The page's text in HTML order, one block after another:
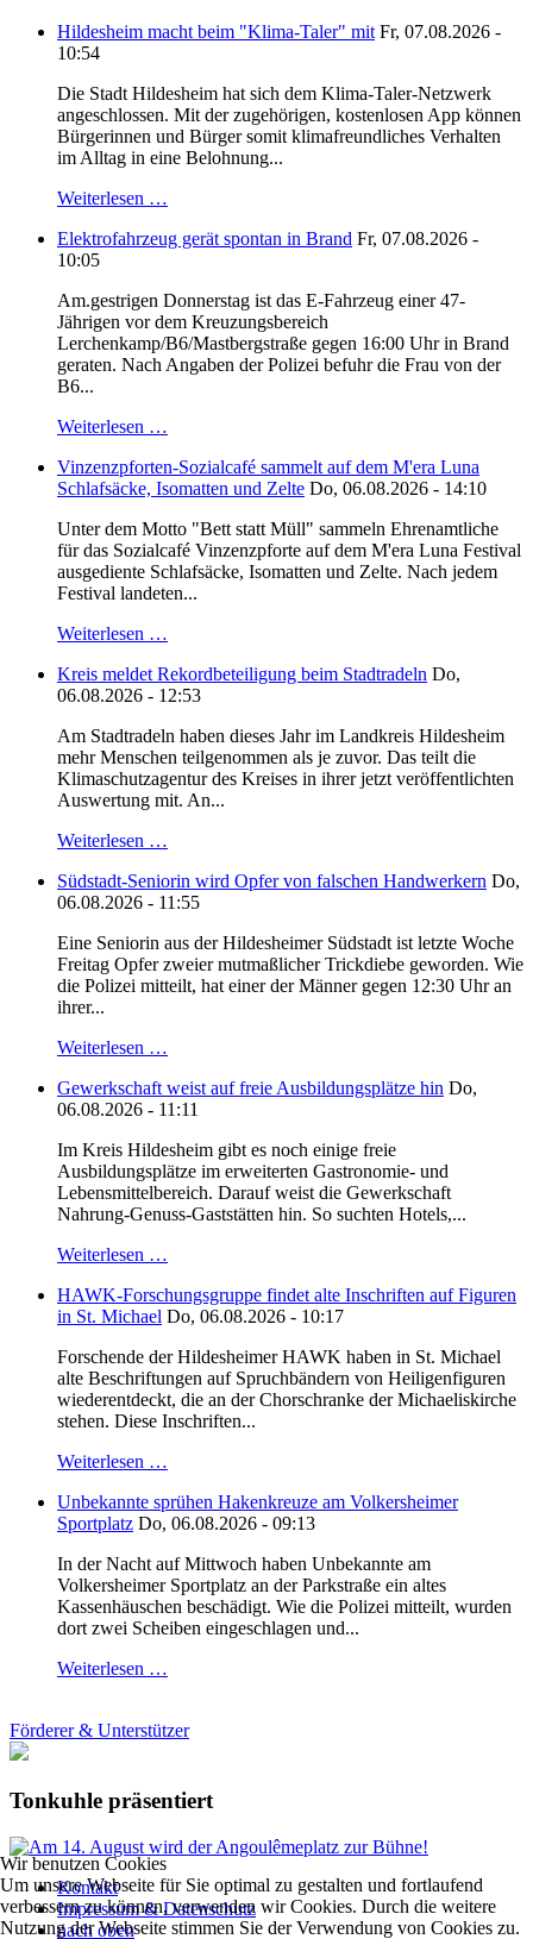
Hildesheim macht beim "Klima-Taler" mit Fr, 07.08.2026 -
10:54
Die Stadt Hildesheim hat sich dem Klima-Taler-Netzwerk
angeschlossen. Mit der zugehörigen, kostenlosen App können
Bürgerinnen und Bürger somit klimafreundliches Verhalten
im Alltag in eine Belohnung...
Weiterlesen …
Elektrofahrzeug gerät spontan in Brand Fr, 07.08.2026 -
10:05
Am.gestrigen Donnerstag ist das E-Fahrzeug einer 47-
Jährigen vor dem Kreuzungsbereich
Lerchenkamp/B6/Mastbergstraße gegen 16:00 Uhr in Brand
geraten. Nach Angaben der Polizei befuhr die Frau von der
B6...
Weiterlesen …
Vinzenzpforten-Sozialcafé sammelt auf dem M'era Luna
Schlafsäcke, Isomatten und Zelte Do, 06.08.2026 - 14:10
Unter dem Motto "Bett statt Müll" sammeln Ehrenamtliche
für das Sozialcafé Vinzenzpforte auf dem M'era Luna Festival
ausgediente Schlafsäcke, Isomatten und Zelte. Nach jedem
Festival landeten...
Weiterlesen …
Kreis meldet Rekordbeteiligung beim Stadtradeln Do,
06.08.2026 - 12:53
Am Stadtradeln haben dieses Jahr im Landkreis Hildesheim
mehr Menschen teilgenommen als je zuvor. Das teilt die
Klimaschutzagentur des Kreises in ihrer jetzt veröffentlichten
Auswertung mit. An...
Weiterlesen …
Südstadt-Seniorin wird Opfer von falschen Handwerkern Do,
06.08.2026 - 11:55
Eine Seniorin aus der Hildesheimer Südstadt ist letzte Woche
Freitag Opfer zweier mutmaßlicher Trickdiebe geworden. Wie
die Polizei mitteilt, hat einer der Männer gegen 12:30 Uhr an
ihrer...
Weiterlesen …
Gewerkschaft weist auf freie Ausbildungsplätze hin Do,
06.08.2026 - 11:11
Im Kreis Hildesheim gibt es noch einige freie
Ausbildungsplätze im erweiterten Gastronomie- und
Lebensmittelbereich. Darauf weist die Gewerkschaft
Nahrung-Genuss-Gaststätten hin. So suchten Hotels,...
Weiterlesen …
HAWK-Forschungsgruppe findet alte Inschriften auf Figuren
in St. Michael Do, 06.08.2026 - 10:17
Forschende der Hildesheimer HAWK haben in St. Michael
alte Beschriftungen auf Spruchbändern von Heiligenfiguren
wiederentdeckt, die an der Chorschranke der Michaeliskirche
stehen. Diese Inschriften...
Weiterlesen …
Unbekannte sprühen Hakenkreuze am Volkersheimer
Sportplatz Do, 06.08.2026 - 09:13
In der Nacht auf Mittwoch haben Unbekannte am
Volkersheimer Sportplatz an der Parkstraße ein altes
Kassenhäuschen beschädigt. Wie die Polizei mitteilt, wurden
dort zwei Scheiben eingeschlagen und...
Weiterlesen …
Förderer & Unterstützer
Tonkuhle präsentiert
Kontakt
Impressum & Datenschutz
nach oben
Wir benutzen Cookies
Um unsere Webseite für Sie optimal zu gestalten und fortlaufend
verbessern zu können, verwenden wir Cookies. Durch die weitere
Nutzung der Webseite stimmen Sie der Verwendung von Cookies zu.